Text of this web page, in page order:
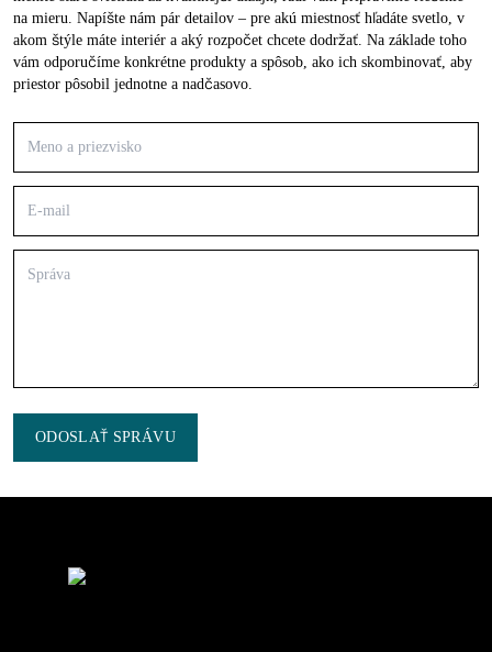
na mieru. Napíšte nám pár detailov – pre akú miestnosť hľadáte svetlo, v
akom štýle máte interiér a aký rozpočet chcete dodržať. Na základe toho
vám odporučíme konkrétne produkty a spôsob, ako ich skombinovať, aby
priestor pôsobil jednotne a nadčasovo.
ODOSLAŤ SPRÁVU